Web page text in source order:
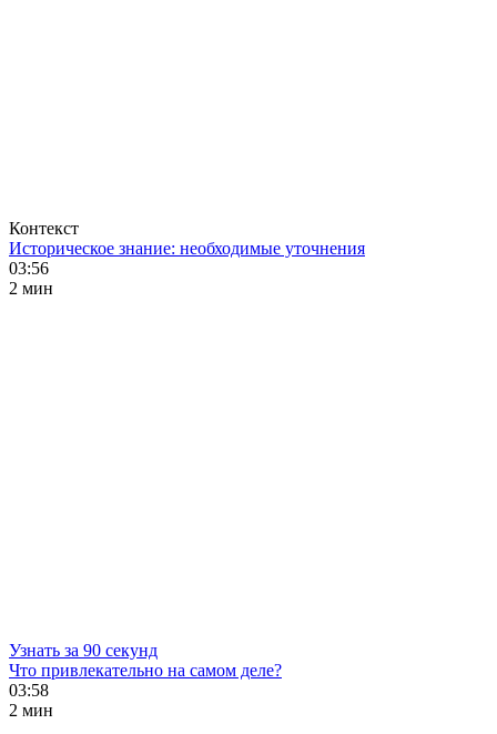
Контекст
Историческое знание: необходимые уточнения
03:56
2 мин
Узнать за 90 секунд
Что привлекательно на самом деле?
03:58
2 мин